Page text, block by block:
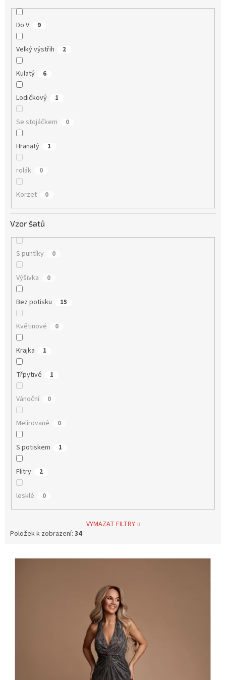
Do V 9
Velký výstřih 2
Kulatý 6
Lodičkový 1
Se stojáčkem 0
Hranatý 1
rolák 0
Korzet 0
Vzor šatů
S puntíky 0
Výšivka 0
Bez potisku 15
Květinové 0
Krajka 1
Třpytivé 1
Vánoční 0
Melirované 0
S potiskem 1
Flitry 2
lesklé 0
VYMAZAT FILTRY
Položek k zobrazení: 34